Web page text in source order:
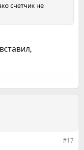
счетчик не
#17